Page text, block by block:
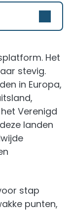
Het
stevig.
in Europa,
Verenigd
landen
stap
punten,